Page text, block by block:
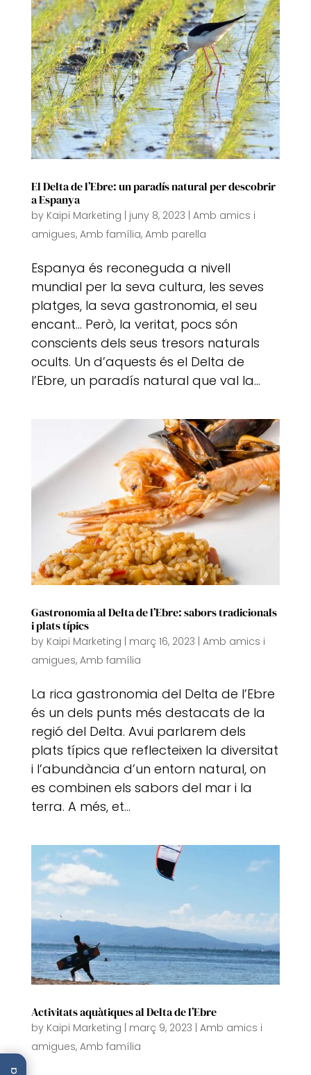
El Delta de l’Ebre: un paradís natural per descobrir
a Espanya
by Kaipi Marketing | juny 8, 2023 | Amb amics i
amigues, Amb família, Amb parella
Espanya és reconeguda a nivell
mundial per la seva cultura, les seves
platges, la seva gastronomia, el seu
encant… Però, la veritat, pocs són
conscients dels seus tresors naturals
ocults. Un d’aquests és el Delta de
l’Ebre, un paradís natural que val la...
Gastronomia al Delta de l’Ebre: sabors tradicionals
i plats típics
by Kaipi Marketing | març 16, 2023 | Amb amics i
amigues, Amb família
La rica gastronomia del Delta de l’Ebre
és un dels punts més destacats de la
regió del Delta. Avui parlarem dels
plats típics que reflecteixen la diversitat
i l’abundància d’un entorn natural, on
es combinen els sabors del mar i la
terra. A més, et...
Activitats aquàtiques al Delta de l’Ebre
by Kaipi Marketing març 9, 2023 Amb amics i
amigues, Amb família